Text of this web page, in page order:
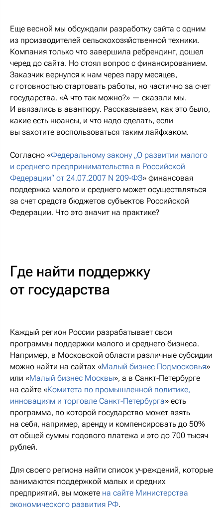
Еще весной мы обсуждали разработку сайта с одним
из производителей сельскохозяйственной техники.
Компания только что завершила ребрендинг, дошел
черед до сайта. Но стоял вопрос с финансированием.
Заказчик вернулся к нам через пару месяцев,
с готовностью стартовать работы, но частично за счет
государства. «А что так можно?» — сказали мы.
И ввязались в авантюру. Рассказываем, как это было,
какие есть нюансы, и что надо сделать, если
вы захотите воспользоваться таким лайфхаком.
Согласно «Федеральному закону „О развитии малого
и среднего предпринимательства в Российской
Федерации“ от 24.07.2007 N 209-ФЗ» финансовая
поддержка малого и среднего может осуществляться
за счет средств бюджетов субъектов Российской
Федерации. Что это значит на практике?
Где найти поддержку
от государства
Каждый регион России разрабатывает свои
программы поддержки малого и среднего бизнеса.
Например, в Московской области различные субсидии
можно найти на сайтах «Малый бизнес Подмосковья»
или «Малый бизнес Москвы», а в Санкт-Петербурге
на сайте «Комитета по промышленной политике,
инновациям и торговле Санкт-Петербурга» есть
программа, по которой государство может взять
на себя, например, аренду и компенсировать до 50%
от общей суммы годового платежа и это до 700 тысяч
рублей.
Для своего региона найти список учреждений, которые
занимаются поддержкой малых и средних
предприятий, вы можете на сайте Министерства
экономического развития РФ.